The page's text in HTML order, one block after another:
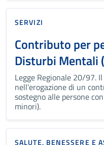
SERVIZI
Contributo per
Disturbi Mentali
Legge Regionale 20/97.
nell'erogazione di un
sostegno alle persone
minori).
SALUTE, BENESSERE E